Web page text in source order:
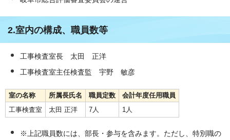
2.室内の構成、職員数等
工事検査室長 太田 正洋
工事検査室主任検査監 宇野 敏彦
室の名称 所属長氏名 職員定数
会計年度任用職員
工事検査室
太田 正洋 7人 1人
※上記職員数には、部長・参与を含みます。ただし、特別職の